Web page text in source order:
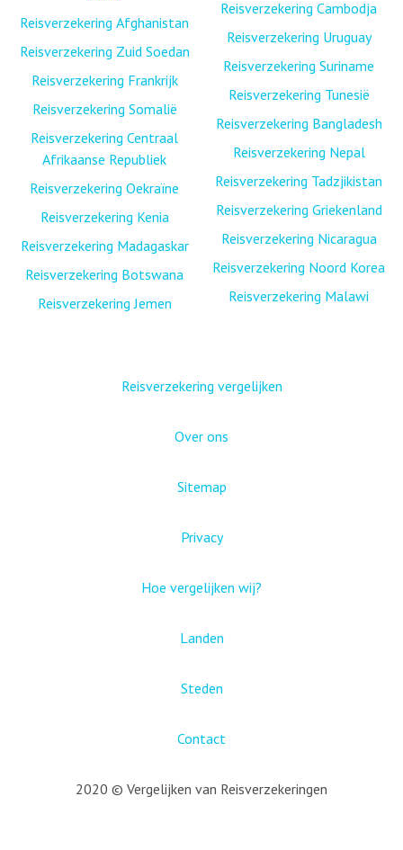
Reisverzekering Afghanistan
Reisverzekering Zuid Soedan
Reisverzekering Frankrijk
Reisverzekering Somalië
Reisverzekering Centraal
Afrikaanse Republiek
Reisverzekering Oekraïne
Reisverzekering Kenia
Reisverzekering Madagaskar
Reisverzekering Botswana
Reisverzekering Jemen
Reisverzekering Cambodja
Reisverzekering Uruguay
Reisverzekering Suriname
Reisverzekering Tunesië
Reisverzekering Bangladesh
Reisverzekering Nepal
Reisverzekering Tadzjikistan
Reisverzekering Griekenland
Reisverzekering Nicaragua
Reisverzekering Noord Korea
Reisverzekering Malawi
Reisverzekering vergelijken
Over ons
Sitemap
Privacy
Hoe vergelijken wij?
Landen
Steden
Contact
2020 © Vergelijken van Reisverzekeringen